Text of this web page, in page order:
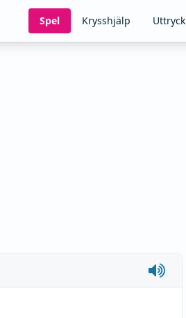
Spel Krysshjälp Uttryck